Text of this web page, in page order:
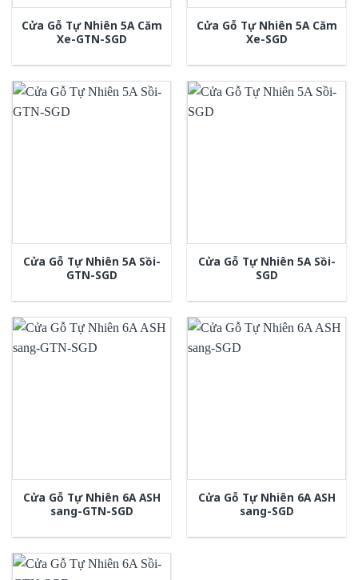
Cửa Gỗ Tự Nhiên 5A Căm
Xe-GTN-SGD
Cửa Gỗ Tự Nhiên 5A Căm
Xe-SGD
Cửa Gỗ Tự Nhiên 5A Sồi-
GTN-SGD
Cửa Gỗ Tự Nhiên 5A Sồi-
SGD
Cửa Gỗ Tự Nhiên 6A ASH
sang-GTN-SGD
Cửa Gỗ Tự Nhiên 6A ASH
sang-SGD